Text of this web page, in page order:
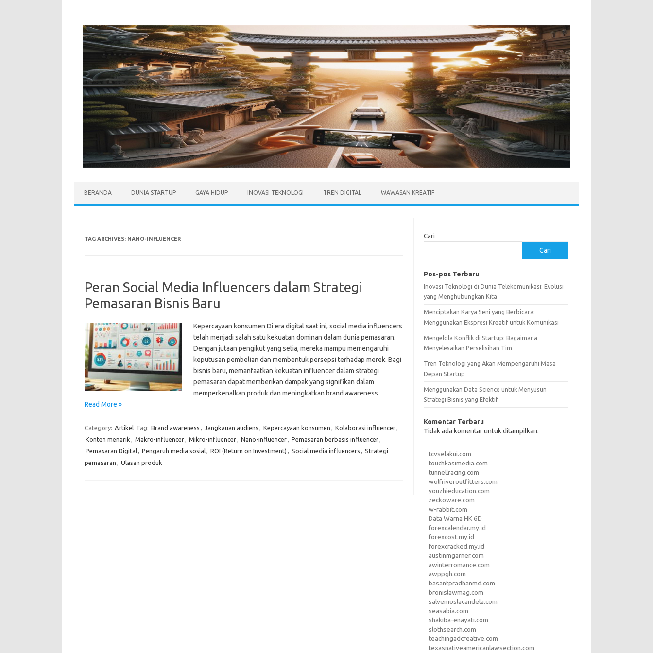
content
BERANDA DUNIA STARTUP GAYA HIDUP INOVASI TEKNOLOGI TREN DIGITAL WAWASAN KREATIF
TAG ARCHIVES: NANO-INFLUENCER
Peran Social Media Influencers dalam Strategi
Pemasaran Bisnis Baru
Kepercayaan konsumen Di era digital saat ini, social media influencers
telah menjadi salah satu kekuatan dominan dalam dunia pemasaran.
Dengan jutaan pengikut yang setia, mereka mampu memengaruhi
keputusan pembelian dan membentuk persepsi terhadap merek. Bagi
bisnis baru, memanfaatkan kekuatan influencer dalam strategi
pemasaran dapat memberikan dampak yang signifikan dalam
memperkenalkan produk dan meningkatkan brand awareness.…
Read More »
Category: Artikel Tag: Brand awareness , Jangkauan audiens , Kepercayaan konsumen , Kolaborasi influencer,
Konten menarik , Makro-influencer, Mikro-influencer, Nano-influencer, Pemasaran berbasis influencer,
Pemasaran Digital, Pengaruh media sosial, ROI (Return on Investment) , Social media influencers , Strategi
pemasaran , Ulasan produk
Cari
Cari
Pos-pos Terbaru
Inovasi Teknologi di Dunia Telekomunikasi: Evolusi
yang Menghubungkan Kita
Menciptakan Karya Seni yang Berbicara:
Menggunakan Ekspresi Kreatif untuk Komunikasi
Mengelola Konflik di Startup: Bagaimana
Menyelesaikan Perselisihan Tim
Tren Teknologi yang Akan Mempengaruhi Masa
Depan Startup
Menggunakan Data Science untuk Menyusun
Strategi Bisnis yang Efektif
Komentar Terbaru
Tidak ada komentar untuk ditampilkan.
tcvselakui.com
touchkasimedia.com
tunnellracing.com
wolfriveroutfitters.com
youzhieducation.com
zeckoware.com
w-rabbit.com
Data Warna HK 6D
forexcalendar.my.id
forexcost.my.id
forexcracked.my.id
austinmgarner.com
awinterromance.com
awppgh.com
basantpradhanmd.com
bronislawmag.com
salvemoslacandela.com
seasabia.com
shakiba-enayati.com
slothsearch.com
teachingadcreative.com
texasnativeamericanlawsection.com